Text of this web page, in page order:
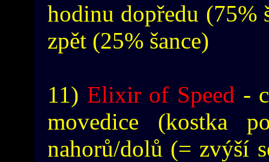
hodinu dopředu (75%
zpět (25% šance)
11) Elixir of Speed -
movedice (kostka
nahorů/dolů (= zvýší